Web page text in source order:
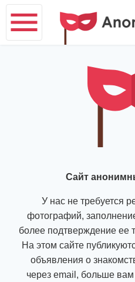
Сайт
У нас не требуется
фотографий,
более подтверждение ее
На этом сайте
объявления о
через email, больше вам